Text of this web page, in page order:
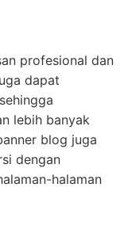
profesional dan
dapat
lebih banyak
blog juga
dengan
halaman